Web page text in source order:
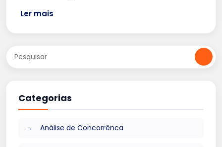
Ler mais
Categorias
Análise de Concorrênca